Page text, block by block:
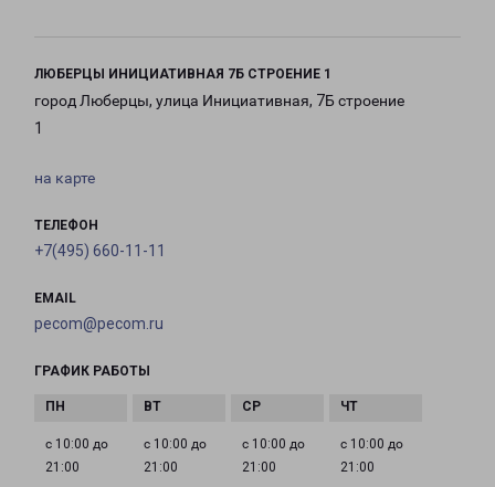
ЛЮБЕРЦЫ ИНИЦИАТИВНАЯ 7Б СТРОЕНИЕ 1
город Люберцы, улица Инициативная, 7Б строение
1
на карте
ТЕЛЕФОН
+7(495) 660-11-11
EMAIL
pecom@pecom.ru
ГРАФИК РАБОТЫ
с 10:00 до
21:00
с 10:00 до
21:00
с 10:00 до
21:00
с 10:00 до
21:00